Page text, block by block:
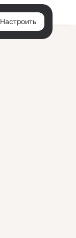
Настроить